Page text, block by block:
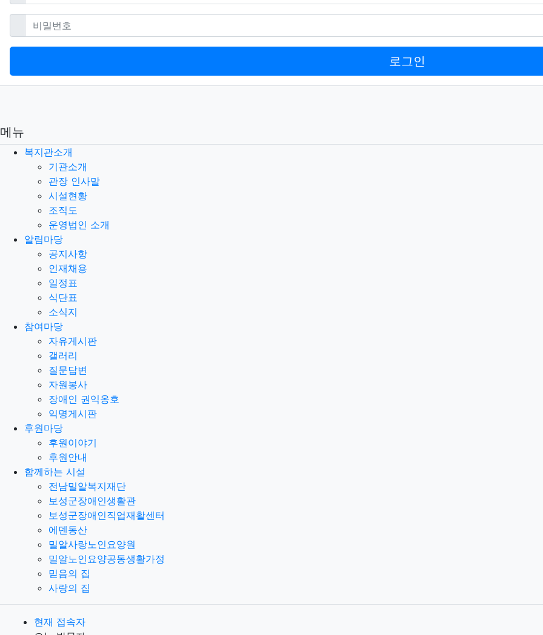
비밀번호필수
로그인
메뉴
복지관소개
기관소개
관장 인사말
시설현황
조직도
운영법인 소개
알림마당
공지사항
인재채용
일정표
식단표
소식지
참여마당
자유게시판
갤러리
질문답변
자원봉사
장애인 권익옹호
익명게시판
후원마당
후원이야기
후원안내
함께하는 시설
전남밀알복지재단
보성군장애인생활관
보성군장애인직업재활센터
에덴동산
밀알사랑노인요양원
밀알노인요양공동생활가정
믿음의 집
사랑의 집
현재 접속자